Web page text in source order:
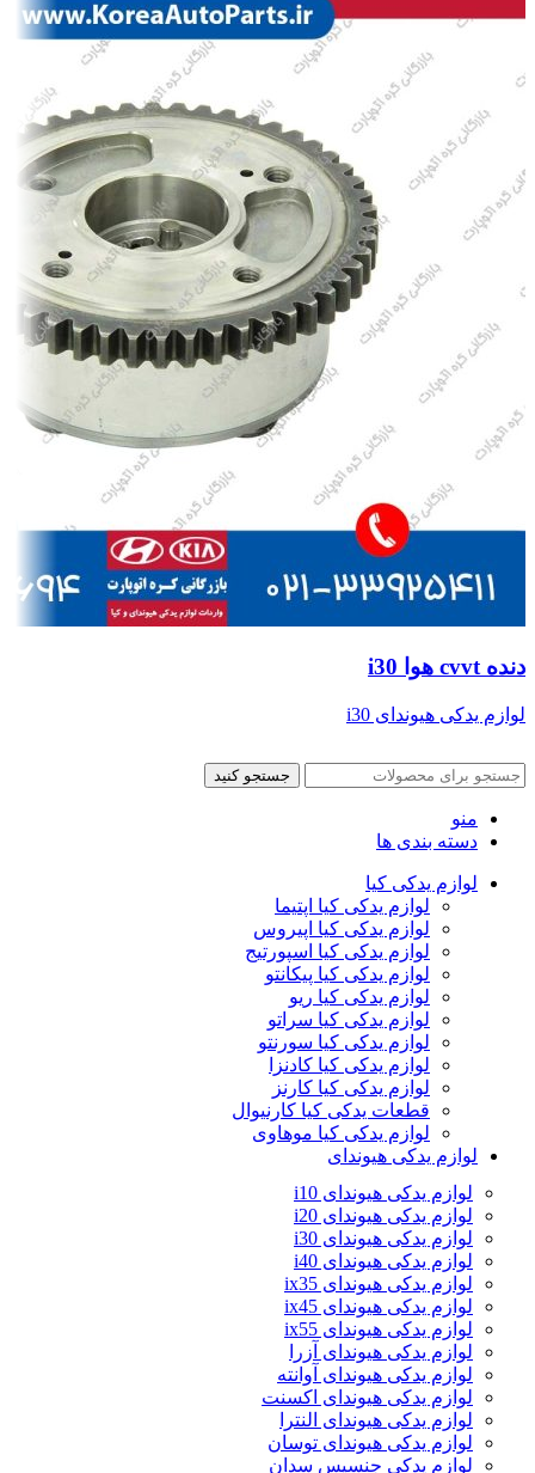
دنده cvvt هوا i30
لوازم یدکی هیوندای i30
جستجو کنید
منو
دسته بندی ها
لوازم یدکی کیا
لوازم یدکی کیا اپتیما
لوازم یدکی کیا اپیروس
لوازم یدکی کیا اسپورتیج
لوازم یدکی کیا پیکانتو
لوازم یدکی کیا ریو
لوازم یدکی کیا سراتو
لوازم یدکی کیا سورنتو
لوازم یدکی کیا کادنزا
لوازم یدکی کیا کارنز
قطعات یدکی کیا کارنیوال
لوازم یدکی کیا موهاوی
لوازم یدکی هیوندای
لوازم یدکی هیوندای i10
لوازم یدکی هیوندای i20
لوازم یدکی هیوندای i30
لوازم یدکی هیوندای i40
لوازم یدکی هیوندای ix35
لوازم یدکی هیوندای ix45
لوازم یدکی هیوندای ix55
لوازم یدکی هیوندای آزرا
لوازم یدکی هیوندای آوانته
لوازم یدکی هیوندای اکسنت
لوازم یدکی هیوندای النترا
لوازم یدکی هیوندای توسان
لوازم یدکی جنسیس سدان